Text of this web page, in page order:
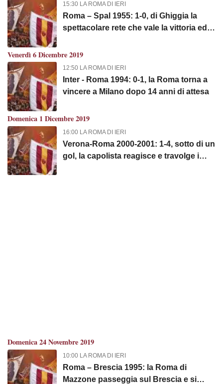
15:30 LA ROMA DI IERI
Roma – Spal 1955: 1-0, di Ghiggia la
spettacolare rete che vale la vittoria ed il
Venerdì 6 Dicembre 2019
12:50 LA ROMA DI IERI
Inter - Roma 1994: 0-1, la Roma torna a
vincere a Milano dopo 14 anni di attesa
Domenica 1 Dicembre 2019
16:00 LA ROMA DI IERI
Verona-Roma 2000-2001: 1-4, sotto di un
gol, la capolista reagisce e travolge i
Domenica 24 Novembre 2019
10:00 LA ROMA DI IERI
Roma – Brescia 1995: la Roma di
Mazzone passeggia sul Brescia e si